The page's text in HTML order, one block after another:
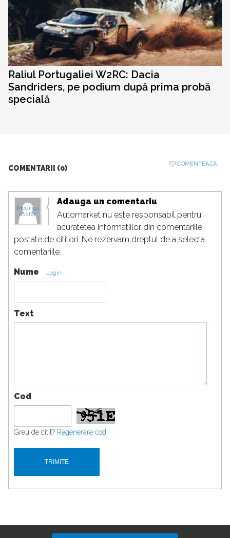
Raliul Portugaliei W2RC: Dacia
Sandriders, pe podium după prima probă
specială
COMENTARII (0)
COMENTEAZA
Modifica
avatar
Adauga un comentariu
Automarket nu este responsabil pentru
acuratetea informatiilor din comentariile
postate de cititori. Ne rezervam dreptul de a selecta
comentariile.
Nume Login
Text
Cod
Greu de citit? Regenerare cod